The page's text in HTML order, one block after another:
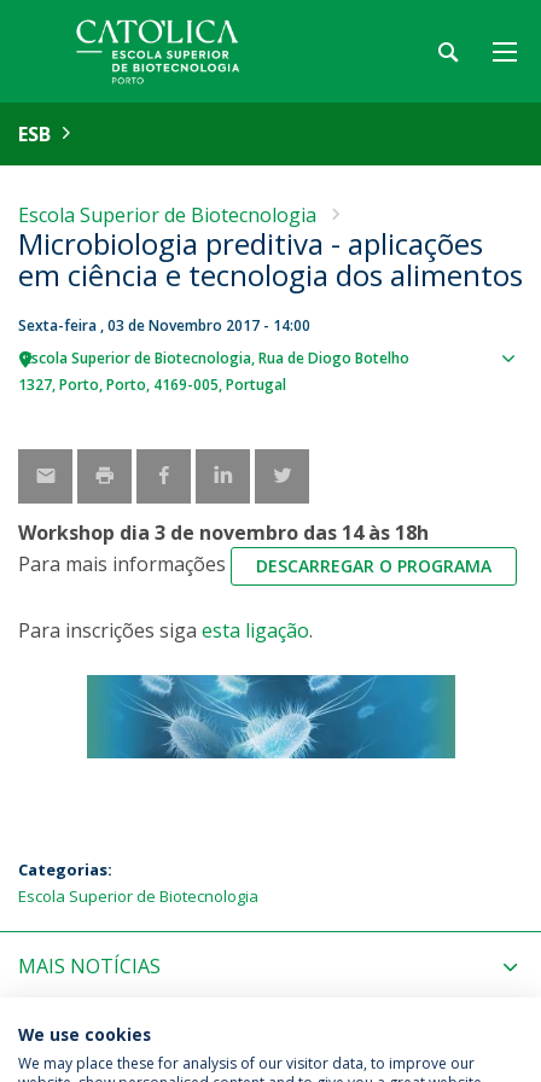
ESB
Escola Superior de Biotecnologia
Microbiologia preditiva - aplicações
em ciência e tecnologia dos alimentos
Sexta-feira , 03 de Novembro 2017 - 14:00
Escola Superior de Biotecnologia Rua de Diogo Botelho
1327 Porto Porto 4169-005 Portugal
Workshop dia 3 de novembro das 14 às 18h
Para mais informações
DESCARREGAR O PROGRAMA
Para inscrições siga esta ligação.
Categorias:
Escola Superior de Biotecnologia
MAIS NOTÍCIAS
PRÓXIMOS EVENTOS
We use cookies
We may place these for analysis of our visitor data, to improve our